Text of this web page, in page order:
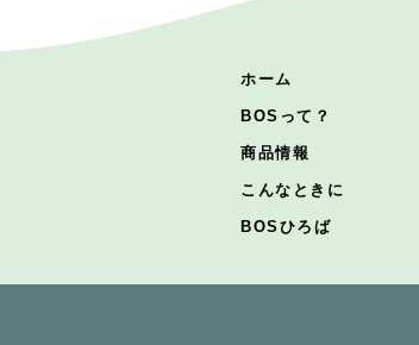
ホーム
BOSって？
商品情報
こんなときに
BOSひろば